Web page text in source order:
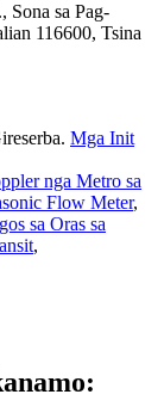
Sona sa Pag-
116600, Tsina
Mga Init
nga Metro sa
Flow Meter,
sa Oras sa
,